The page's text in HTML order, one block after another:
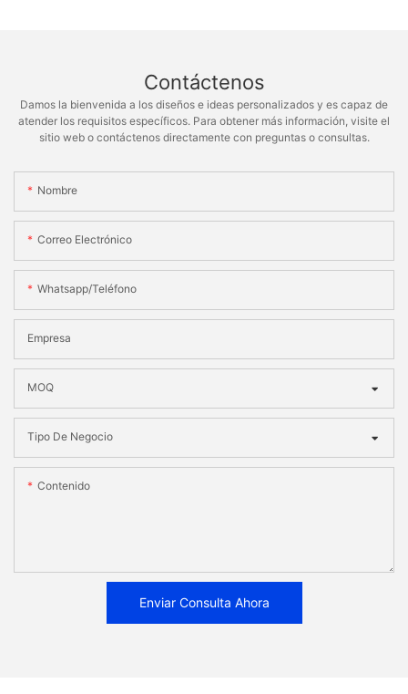
Contáctenos
Damos la bienvenida a los diseños e ideas personalizados y es capaz de
atender los requisitos específicos. Para obtener más información, visite el
sitio web o contáctenos directamente con preguntas o consultas.
Nombre
Correo Electrónico
Whatsapp/teléfono
Empresa
MOQ
Tipo De Negocio
Contenido
Enviar Consulta Ahora